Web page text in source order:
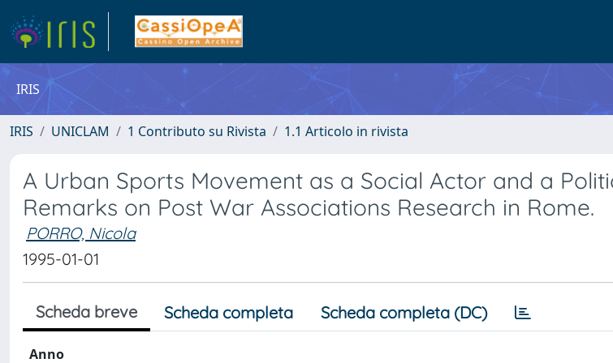
IRIS
IRIS UNICLAM 1 Contributo su Rivista 1.1 Articolo in rivista
A Urban Sports Movement as a Social Actor and a
Remarks on Post War Associations Research in Rome.
PORRO, Nicola
1995-01-01
Scheda breve Scheda completa Scheda completa (DC)
Anno